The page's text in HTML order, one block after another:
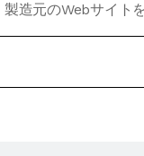
造元のWebサイト